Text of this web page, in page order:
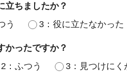
立ちましたか？
う 3：役に立たなかった
かったですか？
2：ふつう 3：見つけにく